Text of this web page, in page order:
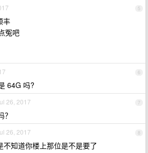
5
丰
冤吧
6
64G 吗?
7
26, 2017
8
26, 2017
不知道你楼上那位是不是要了